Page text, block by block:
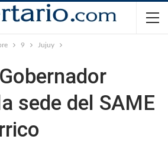
9 Jujuy
sede del SAME